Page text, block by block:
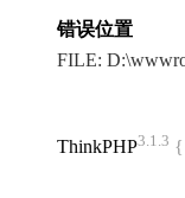
错误位置
FILE:
ThinkPHP3.1.3 {